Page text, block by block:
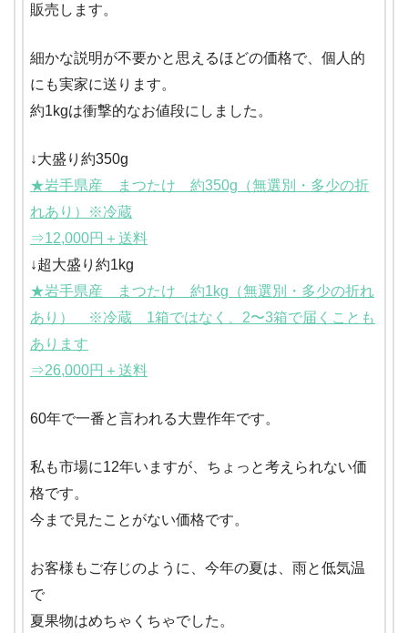
販売します。
細かな説明が不要かと思えるほどの価格で、個人的
にも実家に送ります。
約1kgは衝撃的なお値段にしました。
↓大盛り約350g
★岩手県産 まつたけ 約350g（無選別・多少の折
れあり）※冷蔵
⇒12,000円＋送料
↓超大盛り約1kg
★岩手県産 まつたけ 約1kg（無選別・多少の折れ
あり） ※冷蔵 1箱ではなく、2〜3箱で届くことも
あります
⇒26,000円＋送料
60年で一番と言われる大豊作年です。
私も市場に12年いますが、ちょっと考えられない価
格です。
今まで見たことがない価格です。
お客様もご存じのように、今年の夏は、雨と低気温
で
夏果物はめちゃくちゃでした。